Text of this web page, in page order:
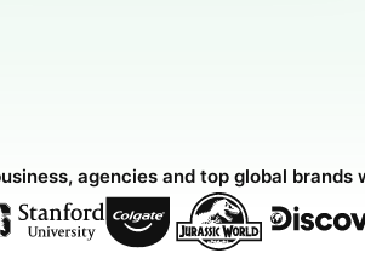
agencies and top global brands